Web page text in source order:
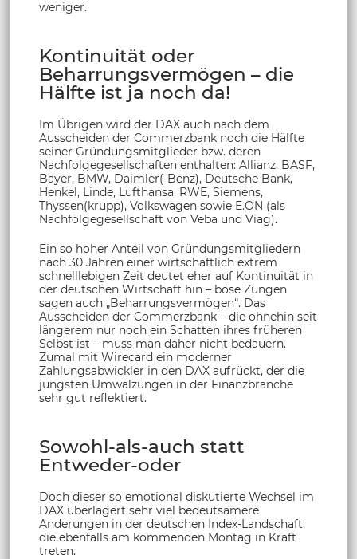
weniger.
Kontinuität oder
Beharrungsvermögen – die
Hälfte ist ja noch da!
Im Übrigen wird der DAX auch nach dem
Ausscheiden der Commerzbank noch die Hälfte
seiner Gründungsmitglieder bzw. deren
Nachfolgegesellschaften enthalten: Allianz, BASF,
Bayer, BMW, Daimler(-Benz), Deutsche Bank,
Henkel, Linde, Lufthansa, RWE, Siemens,
Thyssen(krupp), Volkswagen sowie E.ON (als
Nachfolgegesellschaft von Veba und Viag).
Ein so hoher Anteil von Gründungsmitgliedern
nach 30 Jahren einer wirtschaftlich extrem
schnelllebigen Zeit deutet eher auf Kontinuität in
der deutschen Wirtschaft hin – böse Zungen
sagen auch „Beharrungsvermögen“. Das
Ausscheiden der Commerzbank – die ohnehin seit
längerem nur noch ein Schatten ihres früheren
Selbst ist – muss man daher nicht bedauern.
Zumal mit Wirecard ein moderner
Zahlungsabwickler in den DAX aufrückt, der die
jüngsten Umwälzungen in der Finanzbranche
sehr gut reflektiert.
Sowohl-als-auch statt
Entweder-oder
Doch dieser so emotional diskutierte Wechsel im
DAX überlagert sehr viel bedeutsamere
Änderungen in der deutschen Index-Landschaft,
die ebenfalls am kommenden Montag in Kraft
treten.